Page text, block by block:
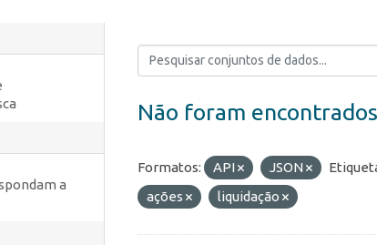
a
Não foram
Formatos: API JSON
ações
liquidação